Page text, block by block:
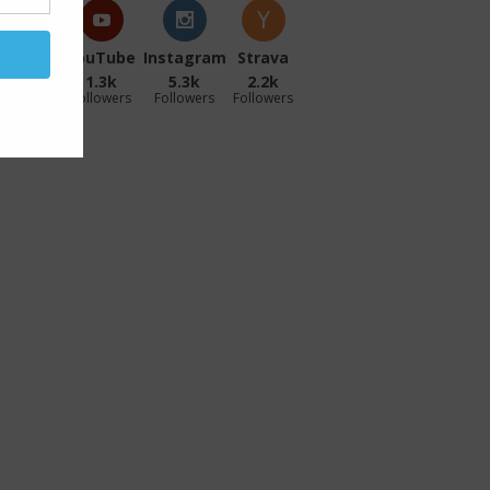
27.1k
YouTube
1.3k
Followers
Instagram
5.3k
Followers
Strava
2.2k
Followers